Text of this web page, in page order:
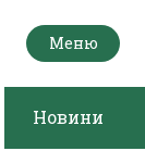
Меню
Новини